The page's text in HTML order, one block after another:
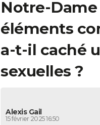
Notre-
éléments
a-t-il caché
sexuelles ?
Alexis Gail
15 février 2025 16:50